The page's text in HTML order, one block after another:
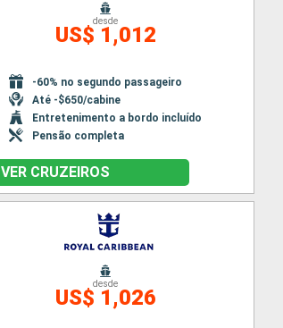
desde
US$ 1,012
-60% no segundo passageiro
Até -$650/cabine
Entretenimento a bordo incluído
Pensão completa
VER CRUZEIROS
desde
US$ 1,026